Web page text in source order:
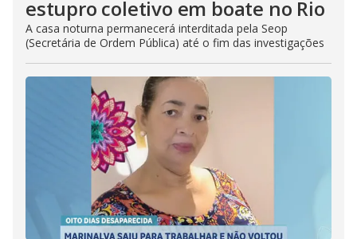
estupro coletivo em boate no Rio
A casa noturna permanecerá interditada pela Seop
(Secretária de Ordem Pública) até o fim das investigações